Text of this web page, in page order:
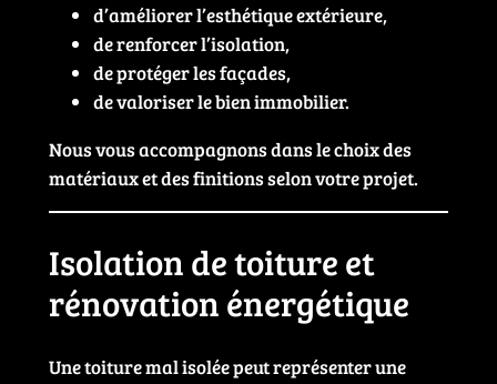
d’améliorer l’esthétique extérieure,
de renforcer l’isolation,
de protéger les façades,
de valoriser le bien immobilier.
Nous vous accompagnons dans le choix des
matériaux et des finitions selon votre projet.
Isolation de toiture et
rénovation énergétique
Une toiture mal isolée peut représenter une